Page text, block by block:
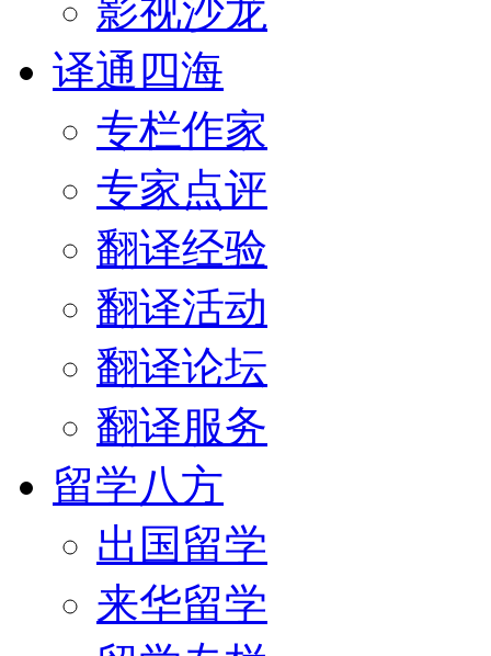
影视沙龙
译通四海
专栏作家
专家点评
翻译经验
翻译活动
翻译论坛
翻译服务
留学八方
出国留学
来华留学